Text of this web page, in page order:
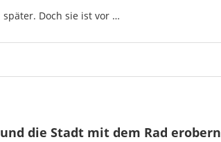
Doch sie ist vor …
die Stadt mit dem Rad erobern